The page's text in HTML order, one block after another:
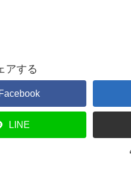
アする
Facebook
LINE